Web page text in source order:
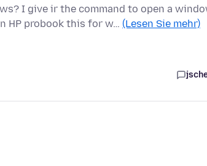
I give ir the command to open a
HP probook this for w… (Lesen Sie mehr)